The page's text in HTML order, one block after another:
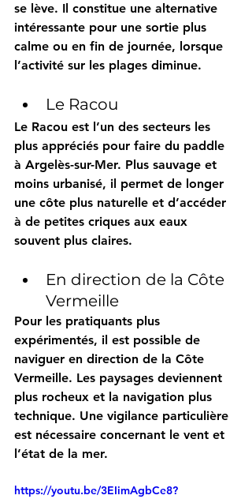
se lève. Il constitue une alternative
intéressante pour une sortie plus
calme ou en fin de journée, lorsque
l’activité sur les plages diminue.
Le Racou
Le Racou est l’un des secteurs les
plus appréciés pour faire du paddle
à Argelès-sur-Mer. Plus sauvage et
moins urbanisé, il permet de longer
une côte plus naturelle et d’accéder
à de petites criques aux eaux
souvent plus claires.
En direction de la Côte
Vermeille
Pour les pratiquants plus
expérimentés, il est possible de
naviguer en direction de la Côte
Vermeille. Les paysages deviennent
plus rocheux et la navigation plus
technique. Une vigilance particulière
est nécessaire concernant le vent et
l’état de la mer.
https://youtu.be/3EIimAgbCe8?